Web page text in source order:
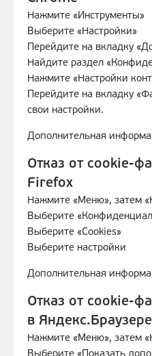
Нажмите «Инструменты»
Выберите «Настройки»
Перейдите на вкладку
Найдите раздел
Нажмите «Настройки
Перейдите на вкладку
свои настройки.
Дополнительная
Отказ от cookie-
Firefox
Нажмите «Меню», затем
Выберите
Выберите «Cookies»
Выберите настройки
Дополнительная
Отказ от cookie-
в Яндекс.Браузере
Нажмите «Меню», затем